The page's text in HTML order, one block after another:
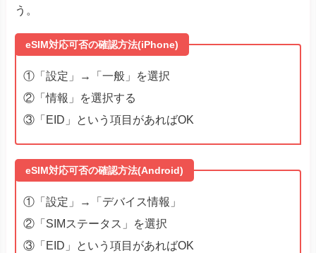
う。
eSIM対応可否の確認方法(iPhone)
①「設定」→「一般」を選択
②「情報」を選択する
③「EID」という項目があればOK
eSIM対応可否の確認方法(Android)
①「設定」→「デバイス情報」
②「SIMステータス」を選択
③「EID」という項目があればOK